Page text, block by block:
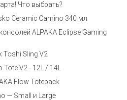
Что выбрать?
Ceramic Camino 340 мл
ALPAKA Eclipse Gaming
Toshi Sling V2
V2 - 12L / 14L
Flow Totepack
— Small и Large